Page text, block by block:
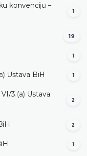
konvenciju –
1
19
1
Ustava BiH 1
3.(a) Ustava
2
2
1